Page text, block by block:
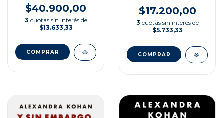
$40.900,00
3 cuotas sin interés de
$13.633,33
HIPERACTIVIDAD
$17.200,00
3 cuotas sin interés de
$5.733,33